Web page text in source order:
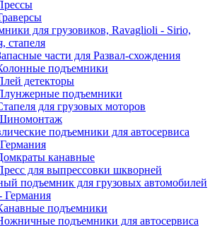
для грузовиков, Ravaglioli - Sirio,
стапеля
части для Развал-схождения
подъемники
детекторы
подъемники
для грузовых моторов
подъемники для автосервиса
канавные
для выпрессовки шкворней
подъемник для грузовых автомобилей
Германия
подъемники
подъемники для автосервиса